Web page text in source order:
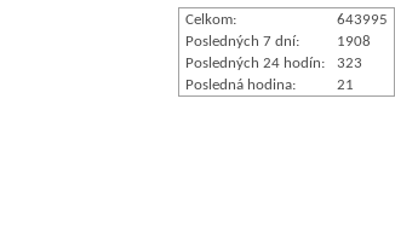
Celkom:
643995
Posledných 7 dní:
1908
Posledných 24 hodín:
323
Posledná hodina:
21